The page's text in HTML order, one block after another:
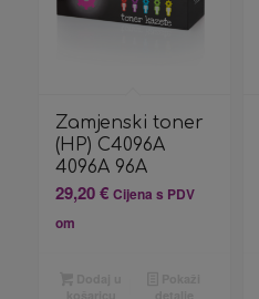
Zamjenski toner
(HP) C4096A
4096A 96A
29,20€ Cijena s PDV
om